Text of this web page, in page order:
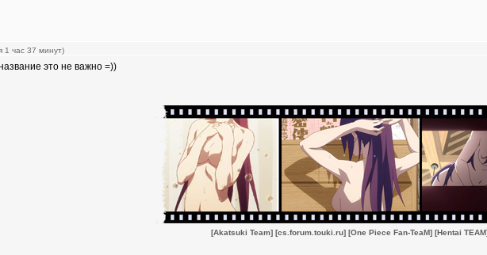
1 час 37 минут)
это не важно =))
[Akatsuki Team] [cs.forum.touki.ru] [One Piece Fan-TeaM] [Hentai TEAM]